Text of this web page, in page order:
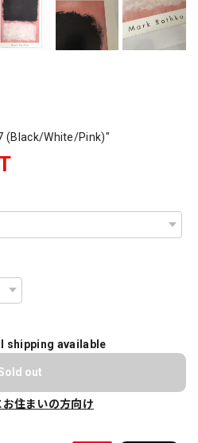
(Black/White/Pink)"
shipping available
out
お住まいの方向け